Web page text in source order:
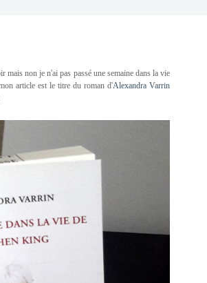
mais non je n'ai pas passé une semaine dans la vie
article est le titre du roman d'Alexandra Varrin